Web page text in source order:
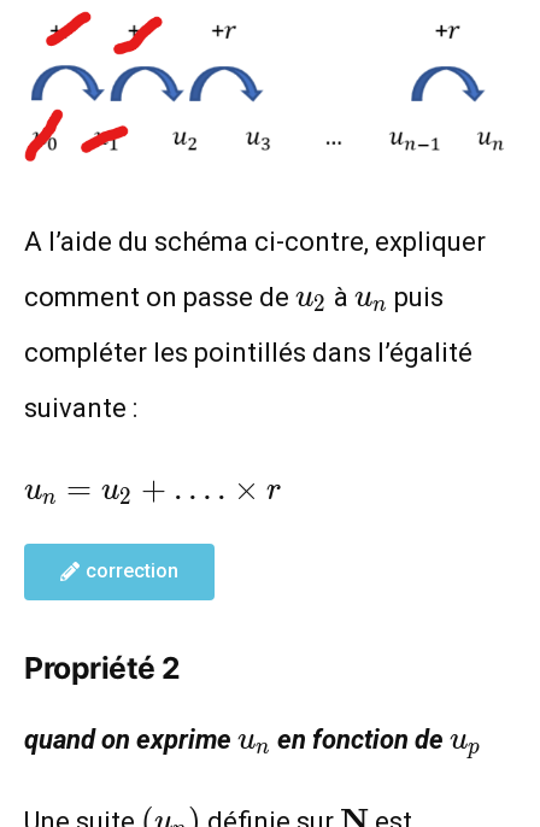
A l’aide du schéma ci-contre, expliquer
comment on passe de u_2
u2 à u_n
un puis
compléter les pointillés dans l’égalité
suivante :
u_n=u_2+
r
un = u2 + … . × r
correction
Propriété 2
quand on exprime u_n
un en fonction de u_p
up
(u_n) \mathbf{N}
N